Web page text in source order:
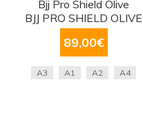
Bjj Pro Shield Olive
BJJ PRO SHIELD OLIVE
89,00€
A3 A1 A2 A4